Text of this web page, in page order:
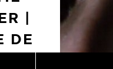
IMAGES
|
DE
: LE